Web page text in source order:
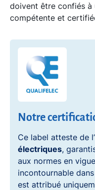
doivent être confiés à
compétente et
Notre
Ce label atteste de l’
électriques,
aux normes en
incontournable
est attribué